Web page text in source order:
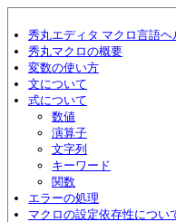
秀丸エディタ マクロ言語ヘ
秀丸マクロの概要
変数の使い方
文について
式について
数値
演算子
文字列
キーワード
関数
エラーの処理
マクロの設定依存性につい